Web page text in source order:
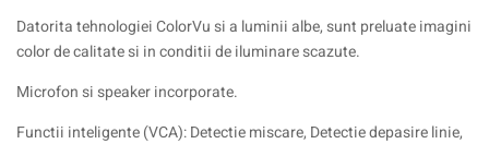
Datorita tehnologiei ColorVu si a luminii albe, sunt preluate imagini
color de calitate si in conditii de iluminare scazute.
Microfon si speaker incorporate.
Functii inteligente (VCA): Detectie miscare, Detectie depasire linie,